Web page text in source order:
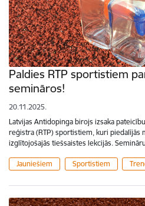
Paldies RTP sportistiem
semināros!
20.11.2025.
Latvijas Antidopinga birojs izsaka
reģistra (RTP) sportistiem, kuri piedalījās
izglītojošajās tiešsaistes lekcijās.
Jauniešiem Sportistiem